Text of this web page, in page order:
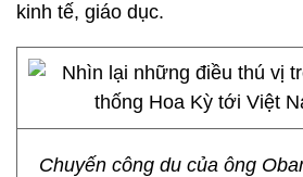
kinh tế, giáo dục.
Chuyến công du của ông